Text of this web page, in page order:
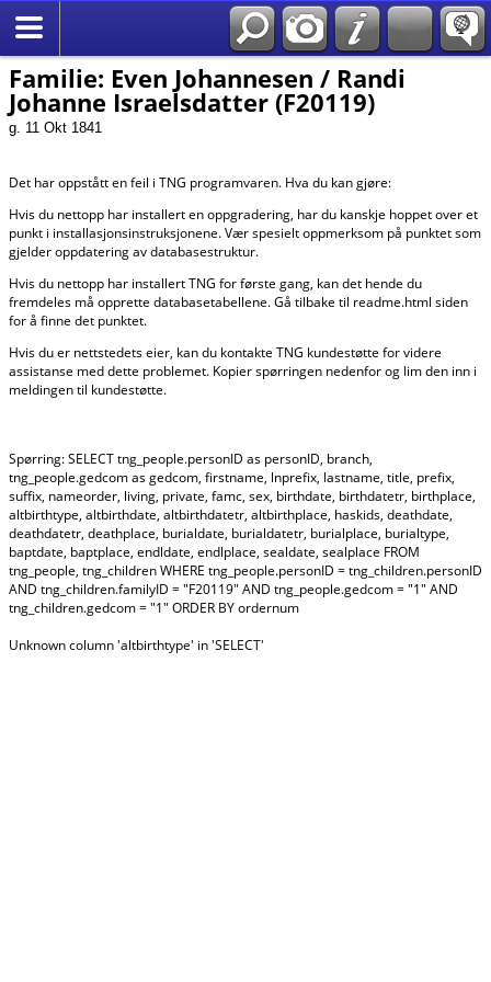
Familie: Even Johannesen / Randi
Johanne Israelsdatter (F20119)
g. 11 Okt 1841
Det har oppstått en feil i TNG programvaren. Hva du kan gjøre:
Hvis du nettopp har installert en oppgradering, har du kanskje hoppet over et
punkt i installasjonsinstruksjonene. Vær spesielt oppmerksom på punktet som
gjelder oppdatering av databasestruktur.
Hvis du nettopp har installert TNG for første gang, kan det hende du
fremdeles må opprette databasetabellene. Gå tilbake til readme.html siden
for å finne det punktet.
Hvis du er nettstedets eier, kan du kontakte TNG kundestøtte for videre
assistanse med dette problemet. Kopier spørringen nedenfor og lim den inn i
meldingen til kundestøtte.
Spørring: SELECT tng_people.personID as personID, branch,
tng_people.gedcom as gedcom, firstname, lnprefix, lastname, title, prefix,
suffix, nameorder, living, private, famc, sex, birthdate, birthdatetr, birthplace,
altbirthtype, altbirthdate, altbirthdatetr, altbirthplace, haskids, deathdate,
deathdatetr, deathplace, burialdate, burialdatetr, burialplace, burialtype,
baptdate, baptplace, endldate, endlplace, sealdate, sealplace FROM
tng_people, tng_children WHERE tng_people.personID = tng_children.personID
AND tng_children.familyID = "F20119" AND tng_people.gedcom = "1" AND
tng_children.gedcom = "1" ORDER BY ordernum
Unknown column 'altbirthtype' in 'SELECT'